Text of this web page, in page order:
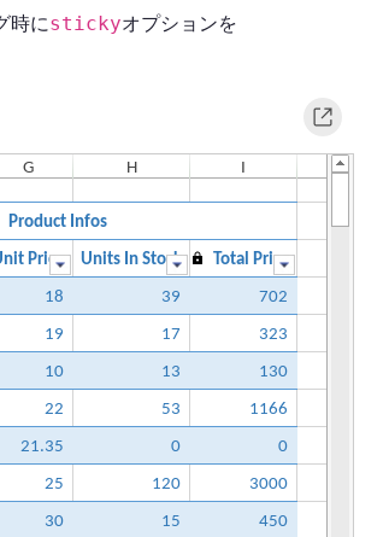
時にstickyオプションを